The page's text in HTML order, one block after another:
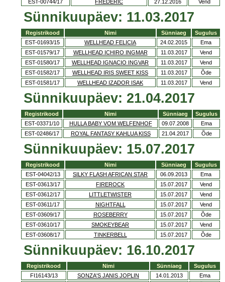
EST-00744/17
FREDERIC 27.12.2016 Vend
Sünnikuupäev: 11.03.2017
Registrikood Nimi Sünniaeg
Sugulus
EST-01693/15
WELLHEAD FELICIA 24.02.2015
Ema
EST-01579/17
WELLHEAD ICHIRO INGMAR 11.03.2017
Vend
EST-01580/17
WELLHEAD IGNACIO INGVAR 11.03.2017
Vend
EST-01582/17
WELLHEAD IRIS SWEET KISS 11.03.2017
Õde
EST-01581/17
WELLHEAD IZADOR ISAK 11.03.2017 Vend
Sünnikuupäev: 21.04.2017
Registrikood Nimi Sünniaeg
Sugulus
EST-03371/10
HULLA BABY VOM WELFENHOF 09.07.2008
Ema
EST-02486/17
ROYAL FANTASY KAHLUA KISS 21.04.2017 Õde
Sünnikuupäev: 15.07.2017
Registrikood Nimi Sünniaeg
Sugulus
EST-04042/13
SILKY FLASH AFRICAN STAR 06.09.2013
Ema
EST-03613/17
FIREROCK 15.07.2017
Vend
EST-03612/17
LITTLETWISTER 15.07.2017
Vend
EST-03611/17
NIGHTFALL 15.07.2017
Vend
EST-03609/17
ROSEBERRY 15.07.2017
Õde
EST-03610/17
SMOKEYBEAR 15.07.2017
Vend
EST-03608/17
TINKERBELL 15.07.2017 Õde
Sünnikuupäev: 16.10.2017
Registrikood Nimi Sünniaeg
Sugulus
FI16143/13
SONZA'S JANIS JOPLIN 14.01.2013
Ema